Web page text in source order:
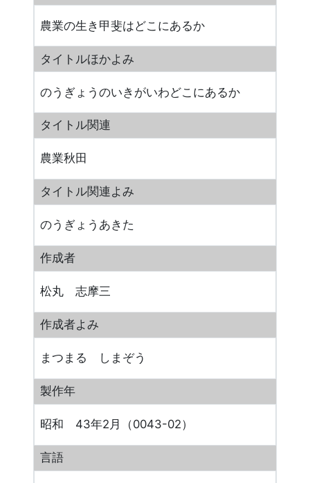
農業の生き甲斐はどこにあるか
タイトルほかよみ
のうぎょうのいきがいわどこにあるか
タイトル関連
農業秋田
タイトル関連よみ
のうぎょうあきた
作成者
松丸 志摩三
作成者よみ
まつまる しまぞう
製作年
昭和 43年2月（0043-02）
言語